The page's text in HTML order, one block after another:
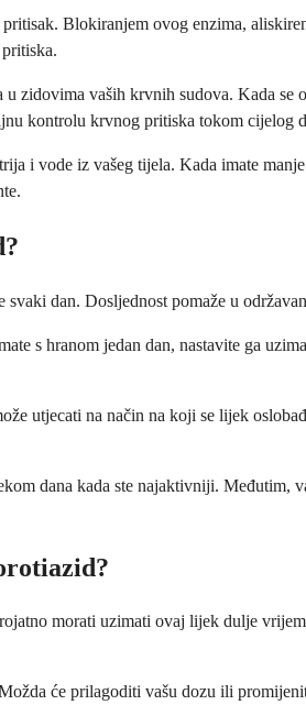
Blokiranjem ovog enzima,
vaših krvnih sudova. Kada
kontrolu krvnog pritiska tokom cijelog
i vode iz vašeg tijela. Kada imate
dan. Dosljednost pomaže u
s hranom jedan dan, nastavite ga
utjecati na način na koji se lijek
dana kada ste najaktivniji. Međutim,
morati uzimati ovaj lijek dulje
će prilagoditi vašu dozu ili